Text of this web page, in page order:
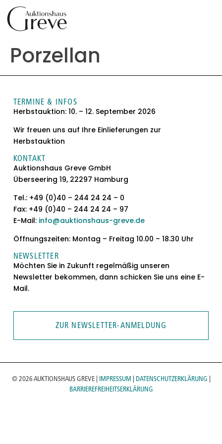
springen
Porzellan
TERMINE & INFOS
Herbstauktion: 10. – 12. September 2026
Wir freuen uns auf Ihre Einlieferungen zur
Herbstauktion
KONTAKT
Auktionshaus Greve GmbH
Überseering 19, 22297 Hamburg
Tel.: +49 (0)40 – 244 24 24 – 0
Fax: +49 (0)40 – 244 24 24 – 97
E-Mail:info@auktionshaus-greve.de
Öffnungszeiten: Montag – Freitag 10.00 – 18.30 Uhr
NEWSLETTER
Möchten Sie in Zukunft regelmäßig unseren
Newsletter bekommen, dann schicken Sie uns eine E-
Mail.
ZUR NEWSLETTER-ANMELDUNG
© 2026 AUKTIONSHAUS GREVE | IMPRESSUM DATENSCHUTZERKLÄRUNG
BARRIEREFREIHEITSERKLÄRUNG